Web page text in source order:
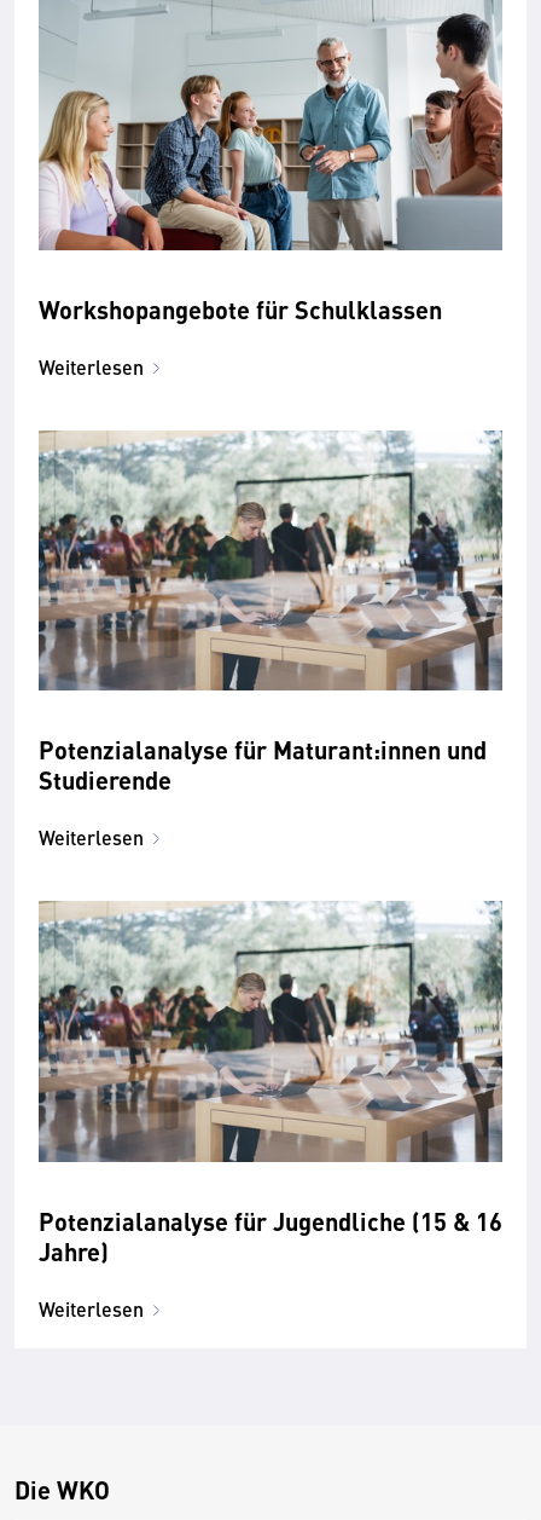
Workshopangebote für Schulklassen
Weiterlesen
Potenzialanalyse für Maturant:innen und
Studierende
Weiterlesen
Potenzialanalyse für Jugendliche (15 & 16
Jahre)
Weiterlesen
Die WKO